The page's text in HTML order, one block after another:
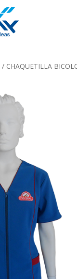
/ CHAQUETILLA